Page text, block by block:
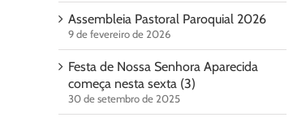
Assembleia Pastoral Paroquial 2026
9 de fevereiro de 2026
Festa de Nossa Senhora Aparecida
começa nesta sexta (3)
30 de setembro de 2025